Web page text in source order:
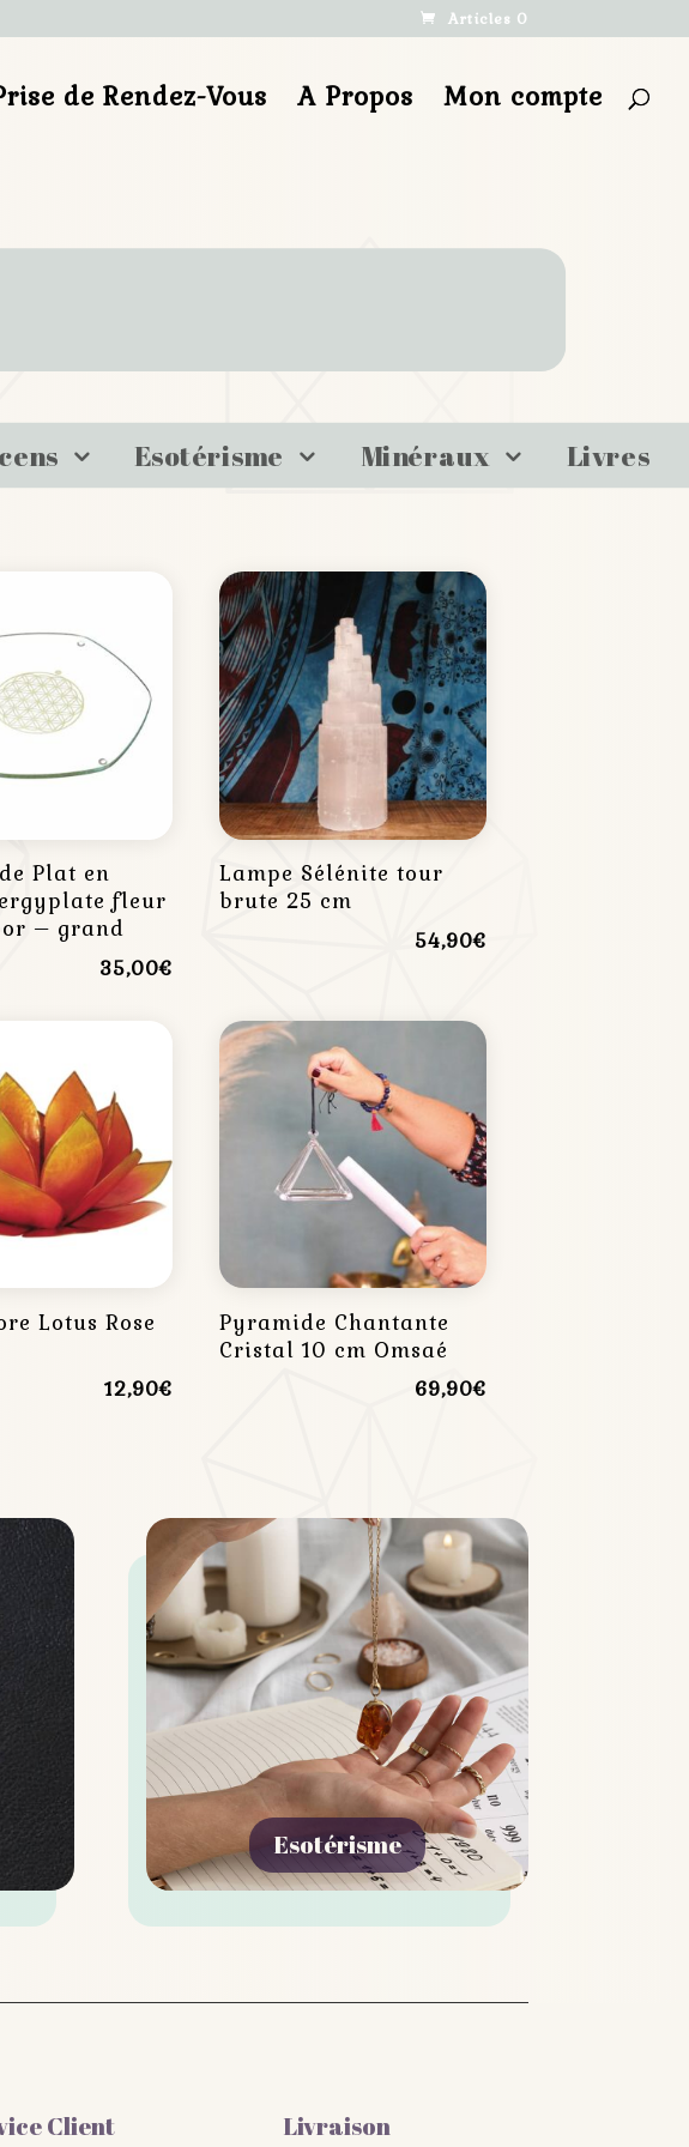
Articles 0
de Rendez-Vous A Propos Mon compte
Esotérisme Minéraux Livres
Plat en
fleur
– grand
35,00€
Lampe Sélénite tour
brute 25 cm
54,90€
Lotus Rose
12,90€
Pyramide Chantante
Cristal 10 cm Omsaé
69,90€
Esotérisme
Client
Livraison